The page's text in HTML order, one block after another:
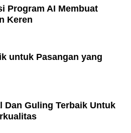
Program AI Membuat
Keren
untuk Pasangan yang
Dan Guling Terbaik Untuk